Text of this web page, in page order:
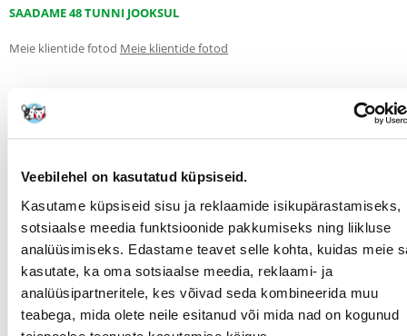
Veebilehel on kasutatud küpsiseid.
Kasutame küpsiseid sisu ja reklaamide isikupärastamiseks,
sotsiaalse meedia funktsioonide pakkumiseks ning liikluse
analüüsimiseks. Edastame teavet selle kohta, kuidas meie
kasutate, ka oma sotsiaalse meedia, reklaami- ja
analüüsipartneritele, kes võivad seda kombineerida muu
teabega, mida olete neile esitanud või mida nad on kogunud
SAADAME 48 TUNNI JOOKSUL
Meie klientide fotod Meie klientide fotod
KIRJELDUS
Originaalne koeramänguasja palli söötja on plastmassist
koeramänguasja, millesse saab sisestada maiustusi. Koer võtab need
mängides välja.
Parameetrid
PRODUCENT: TRIXIE